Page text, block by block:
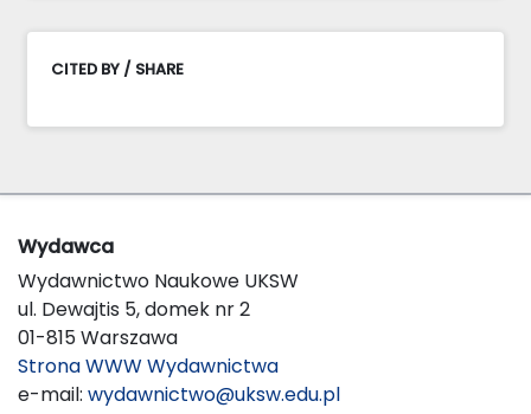
CITED BY / SHARE
Wydawca
Wydawnictwo Naukowe UKSW
ul. Dewajtis 5, domek nr 2
01-815 Warszawa
Strona WWW Wydawnictwa
e-mail: wydawnictwo@uksw.edu.pl